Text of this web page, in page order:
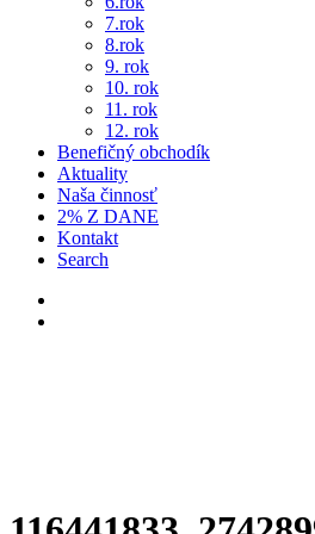
7.rok
8.rok
9. rok
10. rok
11. rok
12. rok
Benefičný obchodík
Aktuality
Naša činnosť
2% Z DANE
Kontakt
Search